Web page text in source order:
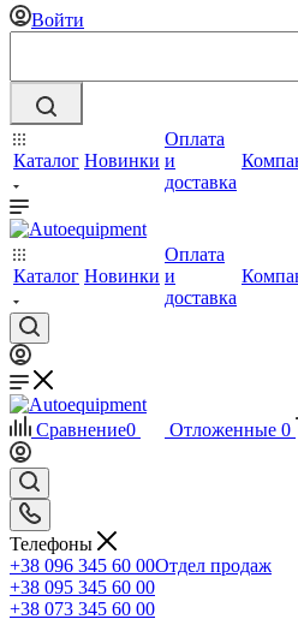
Войти
Каталог Новинки
Оплата
и
доставка
Каталог Новинки
Оплата
и
доставка
Сравнение0 Отложенные 0
Телефоны
+38 096 345 60 00Отдел продаж
+38 095 345 60 00
+38 073 345 60 00